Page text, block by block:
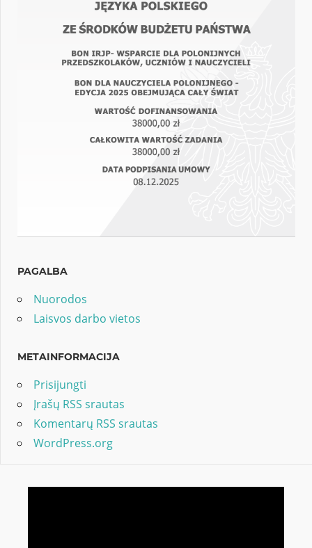
PAGALBA
Nuorodos
Laisvos darbo vietos
METAINFORMACIJA
Prisijungti
Įrašų RSS srautas
Komentarų RSS srautas
WordPress.org